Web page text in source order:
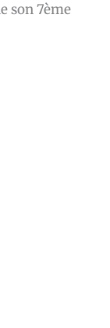
son 7ème